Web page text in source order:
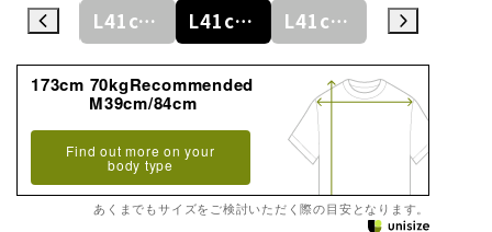
L41cm/78cm L41cm/80cm L41cm/82cm L41cm/84cm
173cm 70kgRecommended
M39cm/84cm
Find out more on your
body type
あくまでもサイズをご検討いただく際の目安となります。